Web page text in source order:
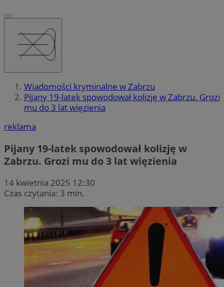
Wiadomości kryminalne w Zabrzu
Pijany 19-latek spowodował kolizję w Zabrzu. Grozi
mu do 3 lat więzienia
reklama
Pijany 19-latek spowodował kolizję w
Zabrzu. Grozi mu do 3 lat więzienia
14 kwietnia 2025 12:30
Czas czytania: 3 min.